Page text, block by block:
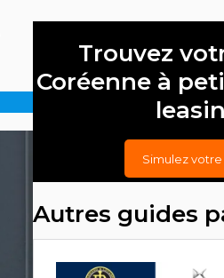
Trouvez
Coréenne à
Simulez
Autres guides